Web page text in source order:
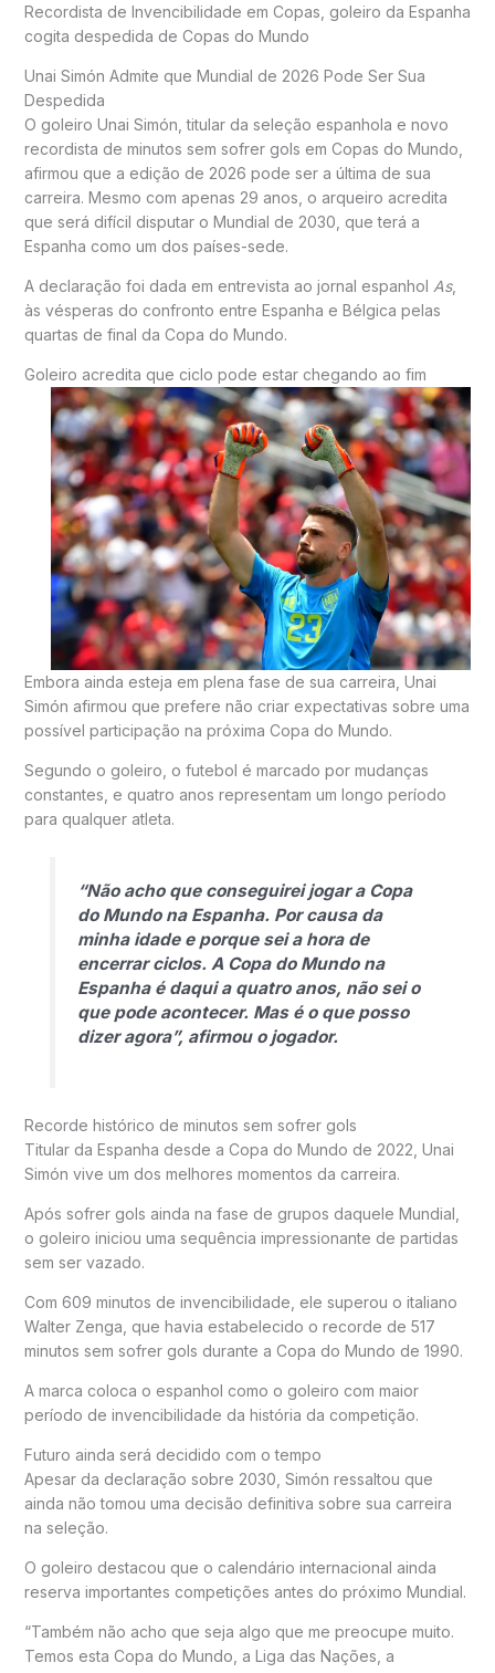
Recordista de Invencibilidade em Copas, goleiro da Espanha
cogita despedida de Copas do Mundo
Unai Simón Admite que Mundial de 2026 Pode Ser Sua
Despedida
O goleiro Unai Simón, titular da seleção espanhola e novo
recordista de minutos sem sofrer gols em Copas do Mundo,
afirmou que a edição de 2026 pode ser a última de sua
carreira. Mesmo com apenas 29 anos, o arqueiro acredita
que será difícil disputar o Mundial de 2030, que terá a
Espanha como um dos países-sede.
A declaração foi dada em entrevista ao jornal espanhol As,
às vésperas do confronto entre Espanha e Bélgica pelas
quartas de final da Copa do Mundo.
Goleiro acredita que ciclo pode estar chegando ao fim
Embora ainda esteja em plena fase de sua carreira, Unai
Simón afirmou que prefere não criar expectativas sobre uma
possível participação na próxima Copa do Mundo.
Segundo o goleiro, o futebol é marcado por mudanças
constantes, e quatro anos representam um longo período
para qualquer atleta.
“Não acho que conseguirei jogar a Copa
do Mundo na Espanha. Por causa da
minha idade e porque sei a hora de
encerrar ciclos. A Copa do Mundo na
Espanha é daqui a quatro anos, não sei o
que pode acontecer. Mas é o que posso
dizer agora”, afirmou o jogador.
Recorde histórico de minutos sem sofrer gols
Titular da Espanha desde a Copa do Mundo de 2022, Unai
Simón vive um dos melhores momentos da carreira.
Após sofrer gols ainda na fase de grupos daquele Mundial,
o goleiro iniciou uma sequência impressionante de partidas
sem ser vazado.
Com 609 minutos de invencibilidade, ele superou o italiano
Walter Zenga, que havia estabelecido o recorde de 517
minutos sem sofrer gols durante a Copa do Mundo de 1990.
A marca coloca o espanhol como o goleiro com maior
período de invencibilidade da história da competição.
Futuro ainda será decidido com o tempo
Apesar da declaração sobre 2030, Simón ressaltou que
ainda não tomou uma decisão definitiva sobre sua carreira
na seleção.
O goleiro destacou que o calendário internacional ainda
reserva importantes competições antes do próximo Mundial.
“Também não acho que seja algo que me preocupe muito.
Temos esta Copa do Mundo, a Liga das Nações, a